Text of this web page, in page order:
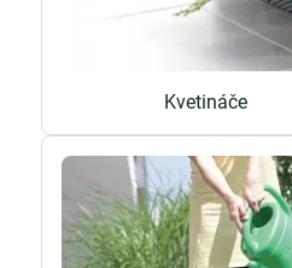
Kvetináče